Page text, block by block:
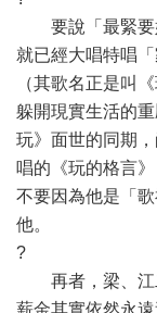
要說「最緊要
就已經大唱特唱
（其歌名正是叫
躲開現實生活的
玩》面世的同期
唱的《玩的格言
不要因為他是「
他。
?
再者，梁、江
薪金其實依然永